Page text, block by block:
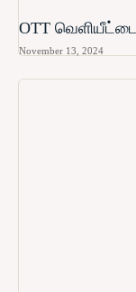
OTT
November 13, 2024